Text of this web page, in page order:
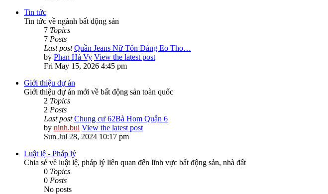
Tin tức
Tin tức về ngành bất động sản
7 Topics
7 Posts
Last post Quần Jeans Nữ Tôn Dáng Eo Tho…
by Phan Hà Vy View the latest post
Fri May 15, 2026 4:45 pm
Giới thiệu dự án
Giới thiệu dự án mới về bất động sản toàn quốc
2 Topics
2 Posts
Last post Chung cư 62Bà Hom Quận 6
by ninh.bui View the latest post
Sun Jul 28, 2024 10:17 pm
Luật lệ - Pháp lý
Chia sẻ về luật lệ, pháp lý liên quan đến lĩnh vực bất động sản, nhà đất
0 Topics
0 Posts
No posts